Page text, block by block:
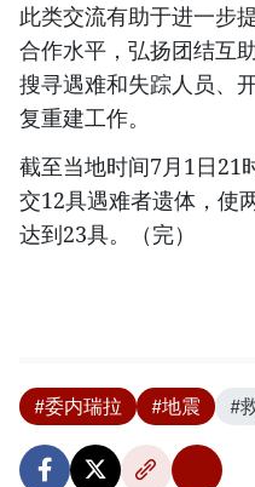
此类交流有助于进一步
合作水平，弘扬团结互
搜寻遇难和失踪人员、
复重建工作。
截至当地时间7月1日21
交12具遇难者遗体，使
达到23具。（完）
#委内瑞拉 #地震 #